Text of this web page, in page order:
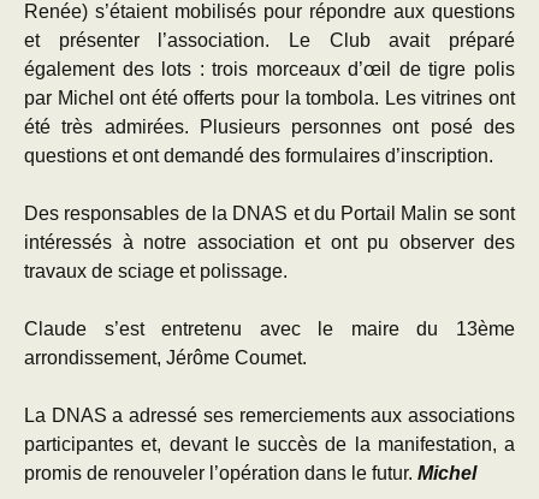
Renée) s’étaient mobilisés pour répondre aux questions
et présenter l’association. Le Club avait préparé
également des lots : trois morceaux d’œil de tigre polis
par Michel ont été offerts pour la tombola. Les vitrines ont
été très admirées. Plusieurs personnes ont posé des
questions et ont demandé des formulaires d’inscription.
Des responsables de la DNAS et du Portail Malin se sont
intéressés à notre association et ont pu observer des
travaux de sciage et polissage.
Claude s’est entretenu avec le maire du 13ème
arrondissement, Jérôme Coumet.
La DNAS a adressé ses remerciements aux associations
participantes et, devant le succès de la manifestation, a
promis de renouveler l’opération dans le futur. Michel